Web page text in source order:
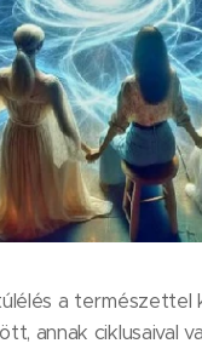
a természettel
annak ciklusaival